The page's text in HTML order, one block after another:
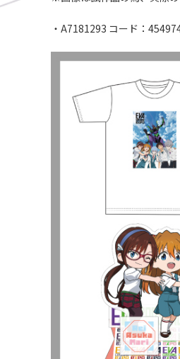
・A7181293 コード：